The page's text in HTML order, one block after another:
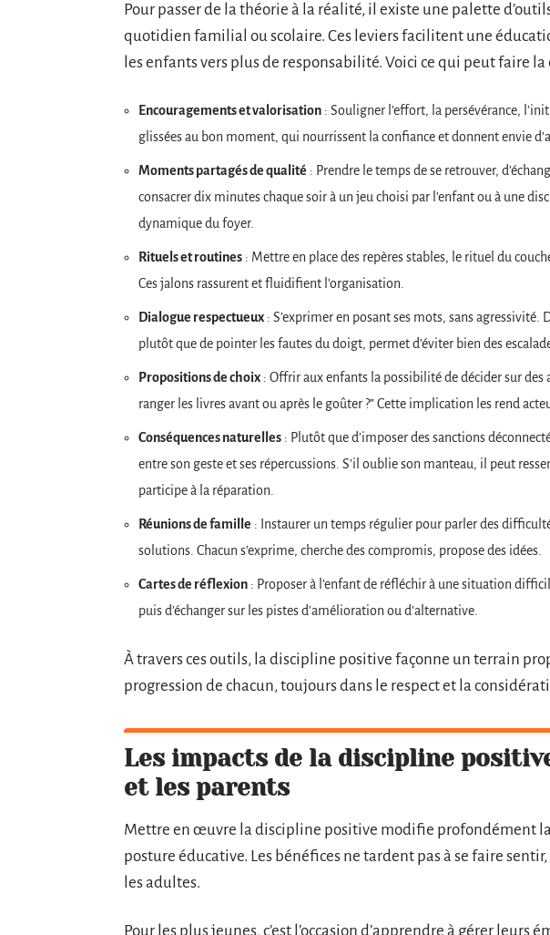
Pour passer de la théorie à la réalité, il existe une palette
quotidien familial ou scolaire. Ces leviers facilitent une
les enfants vers plus de responsabilité. Voici ce qui peut faire
Encouragements et valorisation : Souligner l’effort, la persévérance,
glissées au bon moment, qui nourrissent la confiance et donnent envie
Moments partagés de qualité : Prendre le temps de se retrouver,
consacrer dix minutes chaque soir à un jeu choisi par l’enfant ou à une
dynamique du foyer.
Rituels et routines : Mettre en place des repères stables, le rituel du
Ces jalons rassurent et fluidifient l’organisation.
Dialogue respectueux : S’exprimer en posant ses mots, sans agressivité.
plutôt que de pointer les fautes du doigt, permet d’éviter bien des
Propositions de choix : Offrir aux enfants la possibilité de décider sur des
ranger les livres avant ou après le goûter ?” Cette implication les rend
Conséquences naturelles : Plutôt que d’imposer des sanctions
entre son geste et ses répercussions. S’il oublie son manteau, il peut
participe à la réparation.
Réunions de famille : Instaurer un temps régulier pour parler des
solutions. Chacun s’exprime, cherche des compromis, propose des idées.
Cartes de réflexion : Proposer à l’enfant de réfléchir à une situation
puis d’échanger sur les pistes d’amélioration ou d’alternative.
À travers ces outils, la discipline positive façonne un terrain
progression de chacun, toujours dans le respect et la
Les impacts de la discipline
et les parents
Mettre en œuvre la discipline positive modifie profondément
posture éducative. Les bénéfices ne tardent pas à se faire
les adultes.
Pour les plus jeunes, c’est l’occasion d’apprendre à gérer leurs